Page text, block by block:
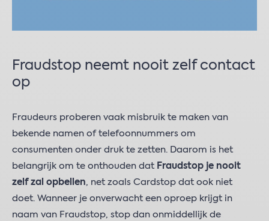
Fraudstop neemt nooit zelf contact
op
Fraudeurs proberen vaak misbruik te maken van
bekende namen of telefoonnummers om
consumenten onder druk te zetten. Daarom is het
belangrijk om te onthouden dat Fraudstop je nooit
zelf zal opbellen, net zoals Cardstop dat ook niet
doet. Wanneer je onverwacht een oproep krijgt in
naam van Fraudstop, stop dan onmiddellijk de